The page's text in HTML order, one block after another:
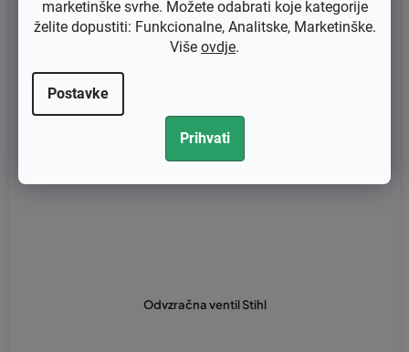
marketinške svrhe. Možete odabrati koje kategorije
želite dopustiti: Funkcionalne, Analitske, Marketinške.
Više ovdje.
Postavke
Prihvati
Odvzračna ventil Stihl